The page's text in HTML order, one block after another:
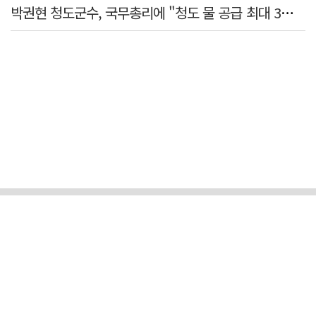
박권현 청도군수, 국무총리에 "청도 물 공급 최대 3만t 늘려달라"